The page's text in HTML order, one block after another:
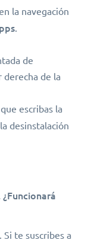
en la navegación
de
de la
escribas la
desinstalación
te suscribes a